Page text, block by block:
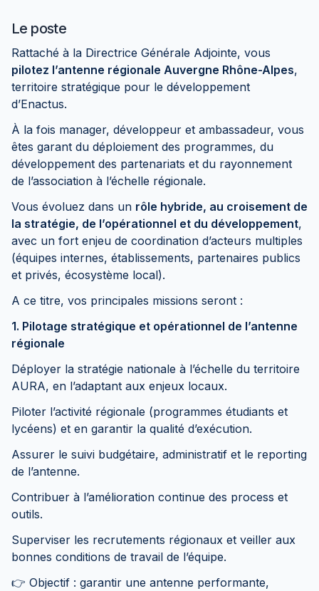
Le poste
Rattaché à la Directrice Générale Adjointe, vous
pilotez l’antenne régionale Auvergne Rhône-Alpes,
territoire stratégique pour le développement
d’Enactus.
À la fois manager, développeur et ambassadeur, vous
êtes garant du déploiement des programmes, du
développement des partenariats et du rayonnement
de l’association à l’échelle régionale.
Vous évoluez dans un rôle hybride, au croisement de
la stratégie, de l’opérationnel et du développement,
avec un fort enjeu de coordination d’acteurs multiples
(équipes internes, établissements, partenaires publics
et privés, écosystème local).
A ce titre, vos principales missions seront :
1. Pilotage stratégique et opérationnel de l’antenne
régionale
Déployer la stratégie nationale à l’échelle du territoire
AURA, en l’adaptant aux enjeux locaux.
Piloter l’activité régionale (programmes étudiants et
lycéens) et en garantir la qualité d’exécution.
Assurer le suivi budgétaire, administratif et le reporting
de l’antenne.
Contribuer à l’amélioration continue des process et
outils.
Superviser les recrutements régionaux et veiller aux
bonnes conditions de travail de l’équipe.
👉 Objectif : garantir une antenne performante,